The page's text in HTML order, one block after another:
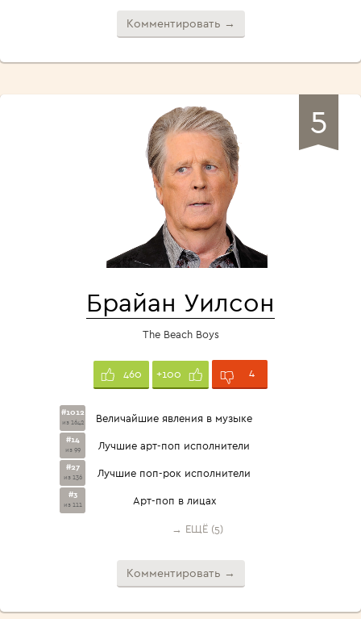
Комментировать →
5
Брайан Уилсон
The Beach Boys
460 +100 4
#1012
из 1642 Величайшие явления в музыке
#14
из 99 Лучшие арт-поп исполнители
#27
из 136 Лучшие поп-рок исполнители
#3
из 111 Арт-поп в лицах
→ ЕЩЁ (5)
Комментировать →